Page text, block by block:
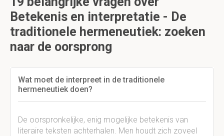
Betekenis en interpretatie - De
traditionele hermeneutiek: zoeken
naar de oorsprong
Wat moet de interpreet in de traditionele
hermeneutiek doen?
De oorspronkelijke, enig mogelijke betekenis van
literaire teksten achterhalen. Men houdt zich zoveel